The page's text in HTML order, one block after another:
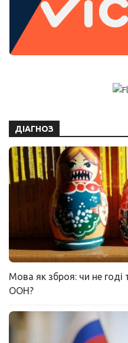
ДІАГНОЗ
Мова як зброя: чи не годі
ООН?